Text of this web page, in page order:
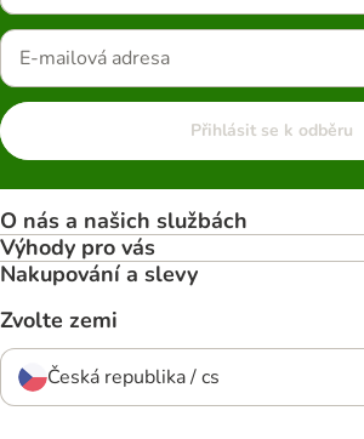
Přihlásit se k odběru
O nás a našich službách
Výhody pro vás
Nakupování a slevy
Zvolte zemi
Česká republika / cs